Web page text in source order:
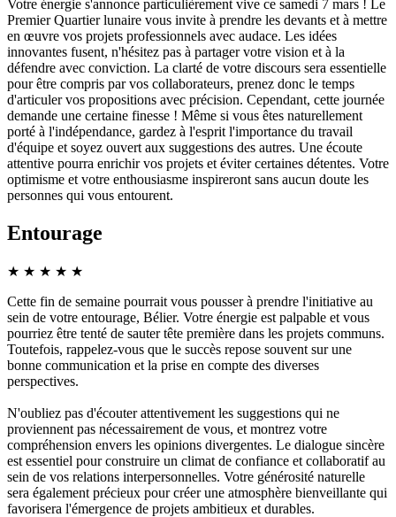
Votre énergie s'annonce particulièrement vive ce samedi 7 mars ! Le
Premier Quartier lunaire vous invite à prendre les devants et à mettre
en œuvre vos projets professionnels avec audace. Les idées
innovantes fusent, n'hésitez pas à partager votre vision et à la
défendre avec conviction. La clarté de votre discours sera essentielle
pour être compris par vos collaborateurs, prenez donc le temps
d'articuler vos propositions avec précision. Cependant, cette journée
demande une certaine finesse ! Même si vous êtes naturellement
porté à l'indépendance, gardez à l'esprit l'importance du travail
d'équipe et soyez ouvert aux suggestions des autres. Une écoute
attentive pourra enrichir vos projets et éviter certaines détentes. Votre
optimisme et votre enthousiasme inspireront sans aucun doute les
personnes qui vous entourent.
Entourage
★ ★ ★ ★ ★
Cette fin de semaine pourrait vous pousser à prendre l'initiative au
sein de votre entourage, Bélier. Votre énergie est palpable et vous
pourriez être tenté de sauter tête première dans les projets communs.
Toutefois, rappelez-vous que le succès repose souvent sur une
bonne communication et la prise en compte des diverses
perspectives.
N'oubliez pas d'écouter attentivement les suggestions qui ne
proviennent pas nécessairement de vous, et montrez votre
compréhension envers les opinions divergentes. Le dialogue sincère
est essentiel pour construire un climat de confiance et collaboratif au
sein de vos relations interpersonnelles. Votre générosité naturelle
sera également précieux pour créer une atmosphère bienveillante qui
favorisera l'émergence de projets ambitieux et durables.